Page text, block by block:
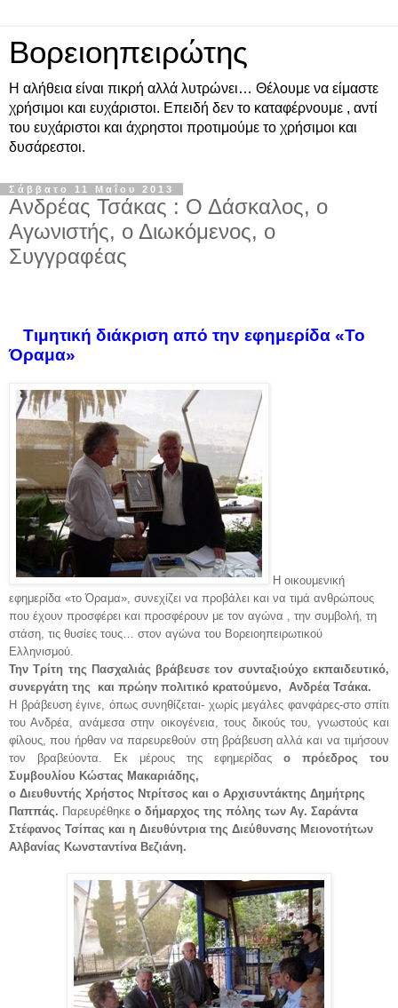
Βορειοηπειρώτης
Η αλήθεια είναι πικρή αλλά λυτρώνει… Θέλουμε να είμαστε
χρήσιμοι και ευχάριστοι. Επειδή δεν το καταφέρνουμε , αντί
του ευχάριστοι και άχρηστοι προτιμούμε το χρήσιμοι και
δυσάρεστοι.
Σάββατο 11 Μαΐου 2013
Ανδρέας Τσάκας : Ο Δάσκαλος, ο
Αγωνιστής, ο Διωκόμενος, ο
Συγγραφέας
Τιμητική διάκριση από την εφημερίδα «Το
Όραμα»
Η οικουμενική
εφημερίδα «το Όραμα», συνεχίζει να προβάλει και να τιμά ανθρώπους
που έχουν προσφέρει και προσφέρουν με τον αγώνα , την συμβολή, τη
στάση, τις θυσίες τους… στον αγώνα του Βορειοηπειρωτικού
Ελληνισμού.
Την Τρίτη της Πασχαλιάς βράβευσε τον συνταξιούχο εκπαιδευτικό,
συνεργάτη της και πρώην πολιτικό κρατούμενο, Ανδρέα Τσάκα.
Η βράβευση έγινε, όπως συνηθίζεται- χωρίς μεγάλες φανφάρες-στο σπίτι
του Ανδρέα, ανάμεσα στην οικογένεια, τους δικούς του, γνωστούς και
φίλους, που ήρθαν να παρευρεθούν στη βράβευση αλλά και να τιμήσουν
τον βραβεύοντα. Εκ μέρους της εφημερίδας ο πρόεδρος του
Συμβουλίου Κώστας Μακαριάδης,
ο Διευθυντής Χρήστος Ντρίτσος και ο Αρχισυντάκτης Δημήτρης
Παππάς. Παρευρέθηκε ο δήμαρχος της πόλης των Αγ. Σαράντα
Στέφανος Τσίπας και η Διευθύντρια της Διεύθυνσης Μειονοτήτων
Αλβανίας Κωνσταντίνα Βεζιάνη.